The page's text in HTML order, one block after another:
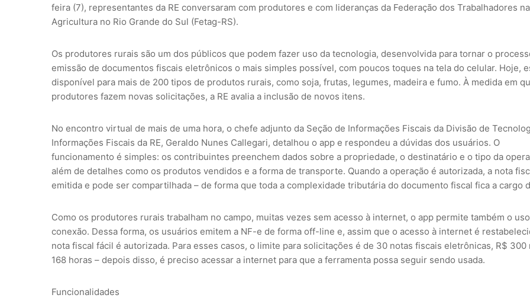
feira (7), representantes da RE conversaram com produtores e com lideranças da Federação dos Trabalhadores na
Agricultura no Rio Grande do Sul (Fetag-RS).
Os produtores rurais são um dos públicos que podem fazer uso da tecnologia, desenvolvida para tornar o
emissão de documentos fiscais eletrônicos o mais simples possível, com poucos toques na tela do celular. Hoje,
disponível para mais de 200 tipos de produtos rurais, como soja, frutas, legumes, madeira e fumo. À medida em
produtores fazem novas solicitações, a RE avalia a inclusão de novos itens.
No encontro virtual de mais de uma hora, o chefe adjunto da Seção de Informações Fiscais da Divisão de
Informações Fiscais da RE, Geraldo Nunes Callegari, detalhou o app e respondeu a dúvidas dos usuários. O
funcionamento é simples: os contribuintes preenchem dados sobre a propriedade, o destinatário e o tipo da
além de detalhes como os produtos vendidos e a forma de transporte. Quando a operação é autorizada, a nota
emitida e pode ser compartilhada – de forma que toda a complexidade tributária do documento fiscal fica a cargo
Como os produtores rurais trabalham no campo, muitas vezes sem acesso à internet, o app permite também o
conexão. Dessa forma, os usuários emitem a NF-e de forma off-line e, assim que o acesso à internet é
nota fiscal fácil é autorizada. Para esses casos, o limite para solicitações é de 30 notas fiscais eletrônicas, R$ 300
168 horas – depois disso, é preciso acessar a internet para que a ferramenta possa seguir sendo usada.
Funcionalidades